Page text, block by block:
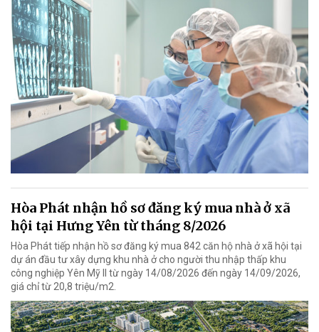
Hòa Phát nhận hồ sơ đăng ký mua nhà ở xã
hội tại Hưng Yên từ tháng 8/2026
Hòa Phát tiếp nhận hồ sơ đăng ký mua 842 căn hộ nhà ở xã hội tại
dự án đầu tư xây dựng khu nhà ở cho người thu nhập thấp khu
công nghiệp Yên Mỹ II từ ngày 14/08/2026 đến ngày 14/09/2026,
giá chỉ từ 20,8 triệu/m2.